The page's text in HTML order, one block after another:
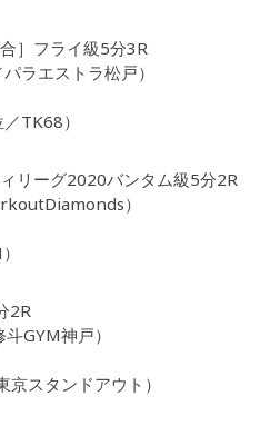
］フライ級5分3R
ラエストラ松戸）
TK68）
リーグ2020バンタム級5分2R
）
2R
GYM神戸）
スタンドアウト）